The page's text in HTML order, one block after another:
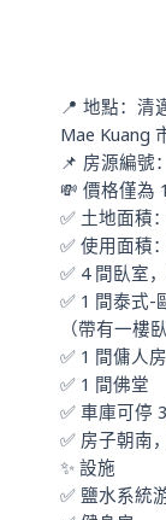
📍 地點：清
Mae Kuang
📌 房源編號
💸 價格僅為
✅ 土地面積
✅ 使用面積
✅ 4 間臥室
✅ 1 間泰式-
（帶有一樓
✅ 1 間傭人房
✅ 1 間佛堂
✅ 車庫可停
✅ 房子朝南
✨ 設施
✅ 鹽水系統